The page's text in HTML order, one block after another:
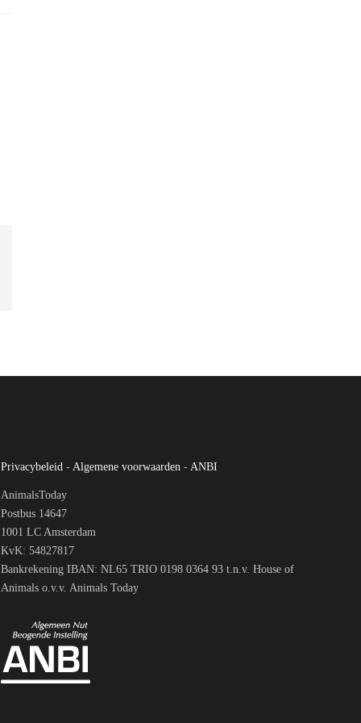
Privacybeleid - Algemene voorwaarden - ANBI
AnimalsToday
Postbus 14647
1001 LC Amsterdam
KvK: 54827817
Bankrekening IBAN: NL65 TRIO 0198 0364 93 t.n.v. House of
Animals o.v.v. Animals Today